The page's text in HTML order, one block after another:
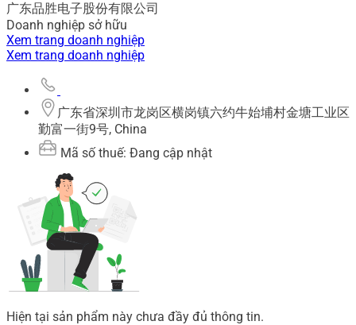
广东品胜电子股份有限公司
Doanh nghiệp sở hữu
Xem trang doanh nghiệp
Xem trang doanh nghiệp
广东省深圳市龙岗区横岗镇六约牛始埔村金塘工业区
勤富一街9号, China
Mã số thuế: Đang cập nhật
Hiện tại sản phẩm này chưa đầy đủ thông tin.